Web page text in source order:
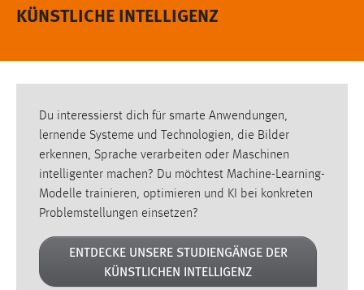
KÜNSTLICHE INTELLIGENZ
Du interessierst dich für smarte Anwendungen,
lernende Systeme und Technologien, die Bilder
erkennen, Sprache verarbeiten oder Maschinen
intelligenter machen? Du möchtest Machine-Learning-
Modelle trainieren, optimieren und KI bei konkreten
Problemstellungen einsetzen?
ENTDECKE UNSERE STUDIENGÄNGE DER
KÜNSTLICHEN INTELLIGENZ